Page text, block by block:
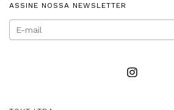
ASSINE NOSSA NEWSLETTER